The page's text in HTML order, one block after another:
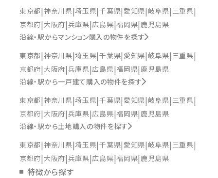
東京都 神奈川県 埼玉県 千葉県 愛知県 岐阜県 三重県
京都府 大阪府 兵庫県 広島県 福岡県 鹿児島県
沿線・駅からマンション購入の物件を探す
東京都 神奈川県 埼玉県 千葉県 愛知県 岐阜県 三重県
京都府 大阪府 兵庫県 広島県 福岡県 鹿児島県
沿線・駅から一戸建て購入の物件を探す
東京都 神奈川県 埼玉県 千葉県 愛知県 岐阜県 三重県
京都府 大阪府 兵庫県 広島県 福岡県 鹿児島県
沿線・駅から土地購入の物件を探す
東京都 神奈川県 埼玉県 千葉県 愛知県 岐阜県 三重県
京都府 大阪府 兵庫県 広島県 福岡県 鹿児島県
特徴から探す